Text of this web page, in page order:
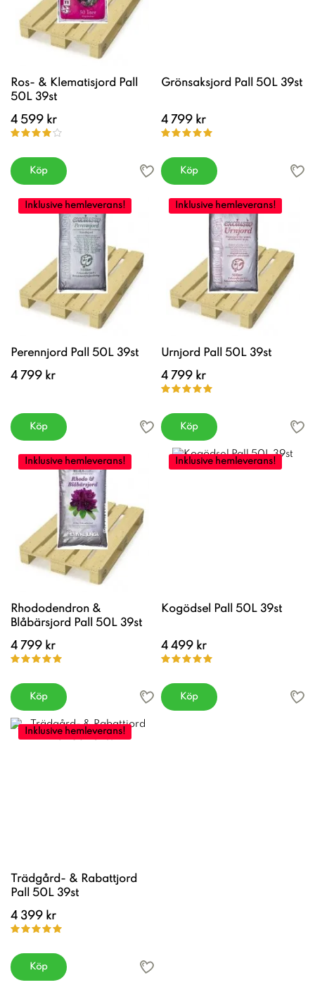
Ros- & Klematisjord Pall
50L 39st
4 599 kr
Köp
Grönsaksjord Pall 50L 39st
4 799 kr
Köp
Inklusive hemleverans!
Perennjord Pall 50L 39st
4 799 kr
Köp
Inklusive hemleverans!
Urnjord Pall 50L 39st
4 799 kr
Köp
Inklusive hemleverans!
Rhododendron &
Blåbärsjord Pall 50L 39st
4 799 kr
Köp
Inklusive hemleverans!
Kogödsel Pall 50L 39st
4 499 kr
Köp
Inklusive hemleverans!
Trädgård- & Rabattjord
Pall 50L 39st
4 399 kr
Köp